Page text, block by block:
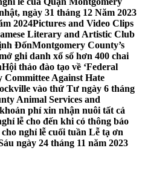
ngày 31 tháng 12 Năm 2023
2024Pictures and Video Clips
Literary and Artistic Club
ĐốnMontgomery County’s
ghi danh xổ số hơn 400 chai
Hội thảo đào tạo về ‘Federal
Committee Against Hate
vào thứ Tư ngày 6 tháng
Animal Services and
phí xin nhận nuôi tất cả
lễ cho đến khi có thông báo
nghỉ lễ cuối tuần Lễ tạ ơn
ngày 24 tháng 11 năm 2023